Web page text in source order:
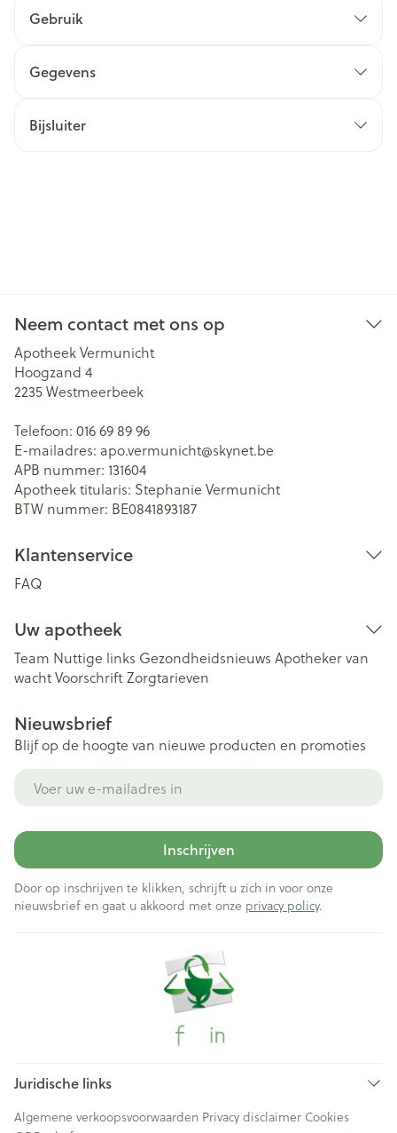
Gebruik
Gegevens
Bijsluiter
Neem contact met ons op
Apotheek Vermunicht
Hoogzand 4
2235Westmeerbeek
Telefoon: 016 69 89 96
E-mailadres: apo.vermunicht@skynet.be
APB nummer: 131604
Apotheek titularis: Stephanie Vermunicht
BTW nummer: BE0841893187
Klantenservice
FAQ
Uw apotheek
Team Nuttige links Gezondheidsnieuws Apotheker van
wachtVoorschriftZorgtarieven
Nieuwsbrief
Blijf op de hoogte van nieuwe producten en promoties
Inschrijven
Door op inschrijven te klikken, schrijft u zich in voor onze
nieuwsbrief en gaat u akkoord met onze privacy policy.
Juridische links
Algemene verkoopsvoorwaarden Privacy disclaimer Cookies